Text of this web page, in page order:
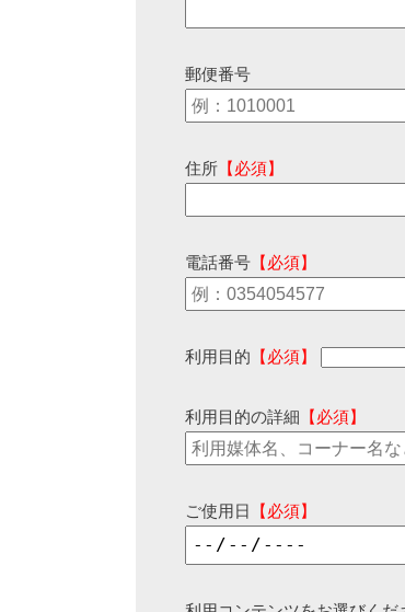
郵便番号
住所 【必須】
電話番号 【必須】
利用目的 【必須】
利用目的の詳細 【必須】
ご使用日 【必須】